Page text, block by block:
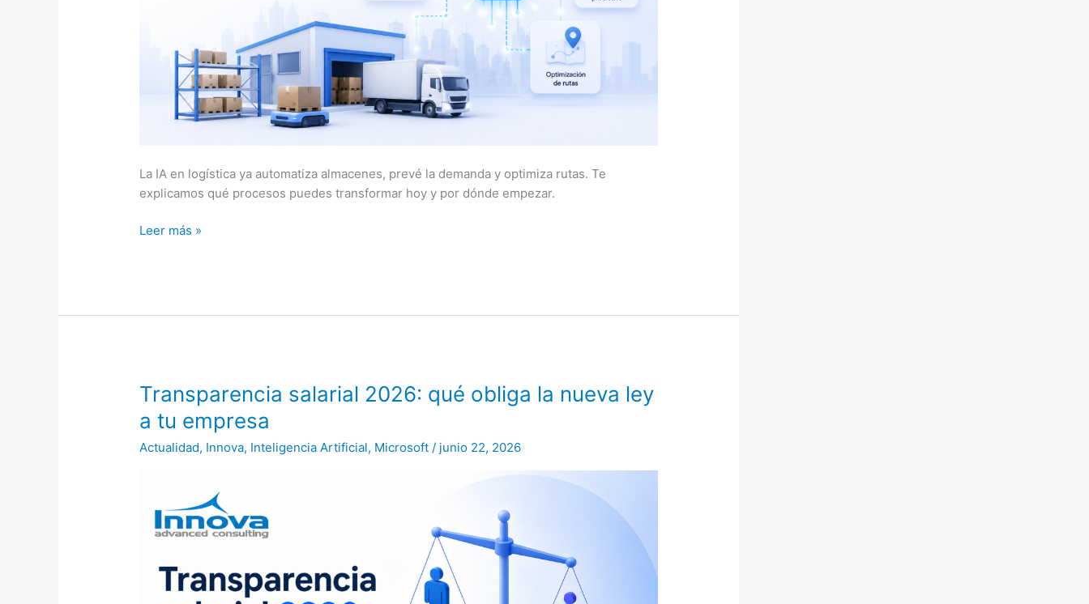
La IA en logística ya automatiza almacenes, prevé la demanda y optimiza rutas. Te
explicamos qué procesos puedes transformar hoy y por dónde empezar.
Leer más »
Transparencia salarial 2026: qué obliga la nueva ley
a tu empresa
Actualidad, Innova, Inteligencia Artificial, Microsoft / junio 22, 2026
Transparencia
2026:
qué
nueva
ley
empresa